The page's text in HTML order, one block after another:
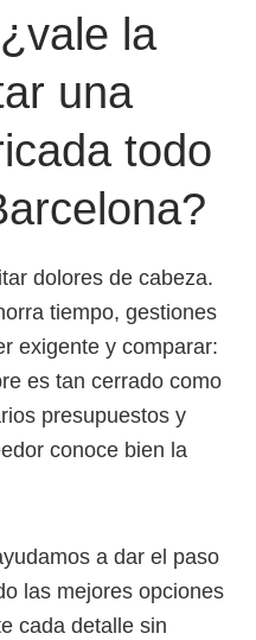
la
una
todo
dolores de cabeza.
tiempo, gestiones
exigente y comparar:
es tan cerrado como
presupuestos y
conoce bien la
a dar el paso
las mejores opciones
cada detalle sin